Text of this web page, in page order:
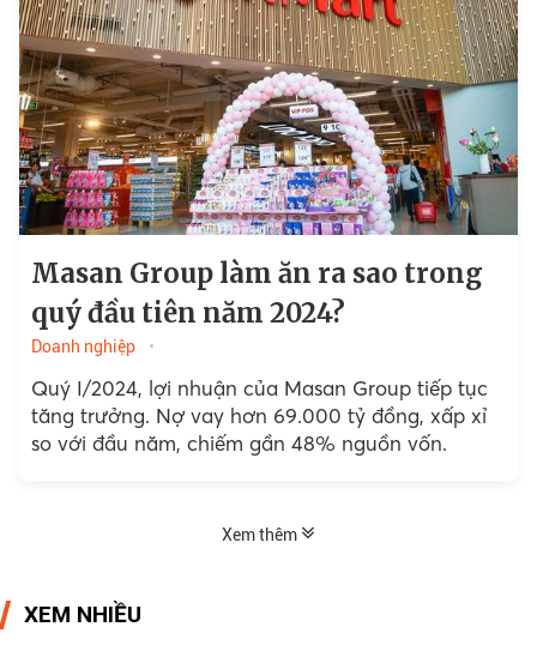
Masan Group làm ăn ra sao trong
quý đầu tiên năm 2024?
Doanh nghiệp
Quý I/2024, lợi nhuận của Masan Group tiếp tục
tăng trưởng. Nợ vay hơn 69.000 tỷ đồng, xấp xỉ
so với đầu năm, chiếm gần 48% nguồn vốn.
Xem thêm
XEM NHIỀU